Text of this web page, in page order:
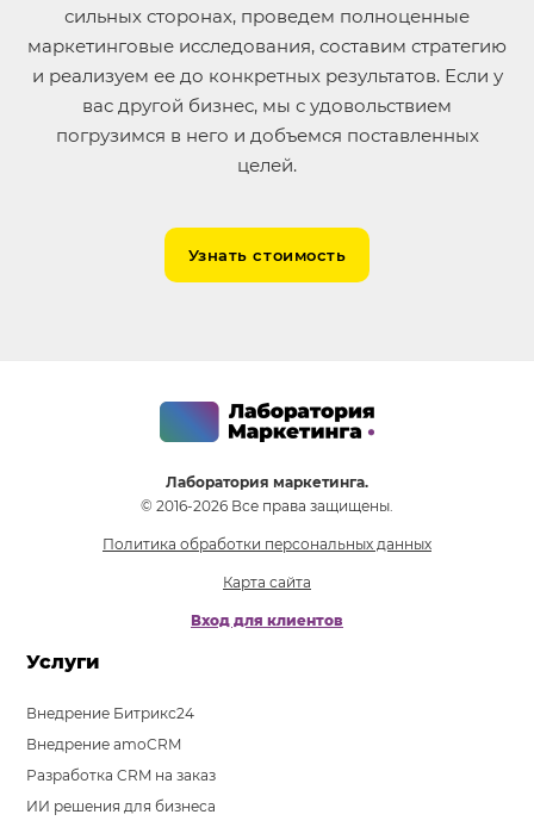
сильных сторонах, проведем полноценные
маркетинговые исследования, составим стратегию
и реализуем ее до конкретных результатов. Если у
вас другой бизнес, мы с удовольствием
погрузимся в него и добъемся поставленных
целей.
Узнать стоимость
Лаборатория маркетинга.
© 2016-2026 Все права защищены.
Политика обработки персональных данных
Карта сайта
Вход для клиентов
Услуги
Внедрение Битрикс24
Внедрение amoCRM
Разработка CRM на заказ
ИИ решения для бизнеса